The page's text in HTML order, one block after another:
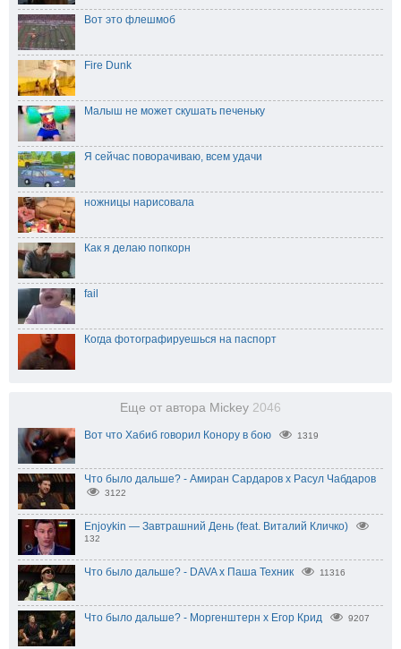
Вот это флешмоб
Fire Dunk
Малыш не может скушать печеньку
Я сейчас поворачиваю, всем удачи
ножницы нарисовала
Как я делаю попкорн
fail
Когда фотографируешься на паспорт
Еще от автора Mickey 2046
Вот что Хабиб говорил Конору в бою 1319
Что было дальше? - Амиран Сардаров х Расул Чабдаров
3122
Enjoykin — Завтрашний День (feat. Виталий Кличко)
132
Что было дальше? - DAVA х Паша Техник 11316
Что было дальше? - Моргенштерн x Егор Крид 9207